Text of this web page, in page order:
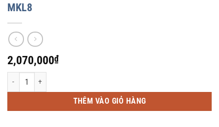
MKL8
2,070,000₫
Đèn diệt côn trùng năng lượng mặt trời GV-MKL8 số lượng
THÊM VÀO GIỎ HÀNG